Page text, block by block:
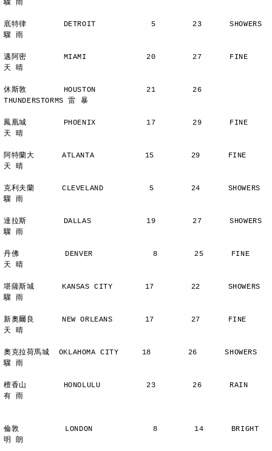
驟 雨
底特律        DETROIT            5        23      SHOWERS
驟 雨
邁阿密        MIAMI             20        27      FINE
天 晴
休斯敦        HOUSTON           21        26
THUNDERSTORMS 雷 暴
鳳凰城        PHOENIX           17        29      FINE
天 晴
阿特蘭大      ATLANTA           15        29      FINE
天 晴
克利夫蘭      CLEVELAND          5        24      SHOWERS
驟 雨
達拉斯        DALLAS            19        27      SHOWERS
驟 雨
丹佛          DENVER             8        25      FINE
天 晴
堪薩斯城      KANSAS CITY       17        22      SHOWERS
驟 雨
新奧爾良      NEW ORLEANS       17        27      FINE
天 晴
奧克拉荷馬城  OKLAHOMA CITY     18        26      SHOWERS
驟 雨
檀香山        HONOLULU          23        26      RAIN
有 雨
倫敦          LONDON             8        14      BRIGHT
明 朗